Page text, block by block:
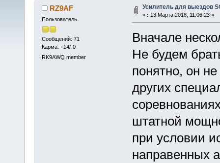
RZ9AF
Пользователь
Сообщений: 71
Карма: +14/-0
RK9AWQ member
Усилитель для выездов
« : 13 Марта 2018, 11:06:23 »
Вначале
Не будем
понятно, он
других
штатной
при условии
направенных